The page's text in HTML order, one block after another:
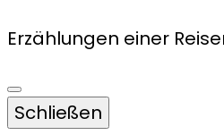
Erzählungen einer
Schließen